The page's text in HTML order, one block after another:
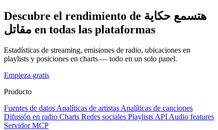
Descubre el rendimiento de هتسمع حكاية
مقاتل en todas las plataformas
Estadísticas de streaming, emisiones de radio, ubicaciones en
playlists y posiciones en charts — todo en un solo panel.
Empieza gratis
Producto
Fuentes de datos Analíticas de artistas Analíticas de canciones
Difusión en radio Charts Redes sociales Playlists API Audio features
Servidor MCP